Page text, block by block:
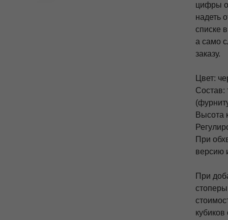
цифры
надеть
списке
а само
заказу.
Цвет:
Состав:
Высота
При
версию
При